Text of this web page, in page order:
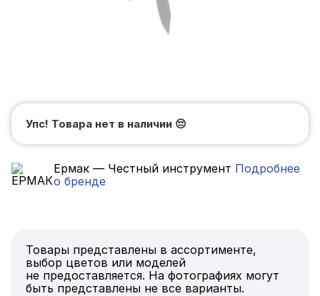
Упс! Товара нет в наличии 😔
Ермак — Честный инструмент Подробнее
о бренде
Товары представлены в ассортименте,
выбор цветов или моделей
не предоставляется. На фотографиях могут
быть представлены не все варианты.